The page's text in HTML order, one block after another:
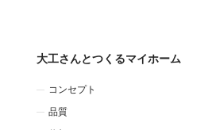
大工さんとつくるマイホーム
コンセプト
品質